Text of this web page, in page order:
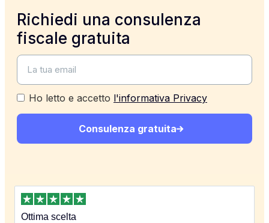
Richiedi una consulenza
fiscale gratuita
Ho letto e accetto l'informativa Privacy
Consulenza gratuita
Ottima scelta